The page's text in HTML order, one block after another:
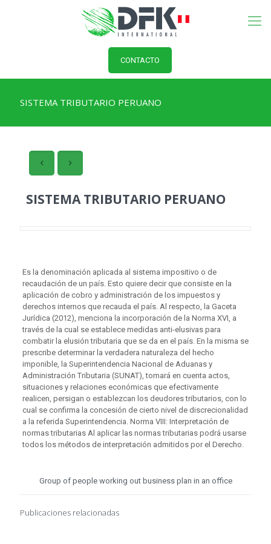
CONTACTO
SISTEMA TRIBUTARIO PERUANO
SISTEMA TRIBUTARIO PERUANO
Es la denominación aplicada al sistema impositivo o de
recaudación de un país. Esto quiere decir que consiste en la
aplicación de cobro y administración de los impuestos y
derechos internos que recauda el país. Al respecto, la Gaceta
Jurídica (2012), menciona la incorporación de la Norma XVI, a
través de la cual se establece medidas anti-elusivas para
combatir la elusión tributaria que se da en el país. En la misma se
prescribe determinar la verdadera naturaleza del hecho
imponible, la Superintendencia Nacional de Aduanas y
Administración Tributaria (SUNAT), tomará en cuenta actos,
situaciones y relaciones económicas que efectivamente
realicen, persigan o establezcan los deudores tributarios, con lo
cual se confirma la concesión de cierto nivel de discrecionalidad
a la referida Superintendencia. Norma VIII: Interpretación de
normas tributarias Al aplicar las normas tributarias podrá usarse
todos los métodos de interpretación admitidos por el Derecho.
Group of people working out business plan in an office
Publicaciones relacionadas